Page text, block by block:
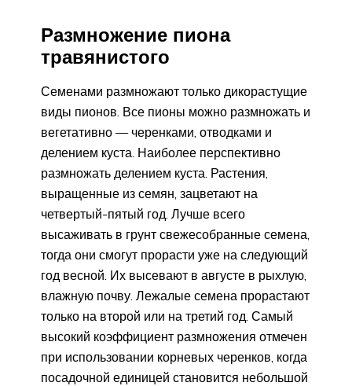
Размножение пиона
травянистого
Семенами размножают только дикорастущие
виды пионов. Все пионы можно размножать и
вегетативно — черенками, отводками и
делением куста. Наиболее перспективно
размножать делением куста. Растения,
выращенные из семян, зацветают на
четвертый-пятый год. Лучше всего
высаживать в грунт свежесобранные семена,
тогда они смогут прорасти уже на следующий
год весной. Их высевают в августе в рыхлую,
влажную почву. Лежалые семена прорастают
только на второй или на третий год. Самый
высокий коэффициент размножения отмечен
при использовании корневых черенков, когда
посадочной единицей становится небольшой